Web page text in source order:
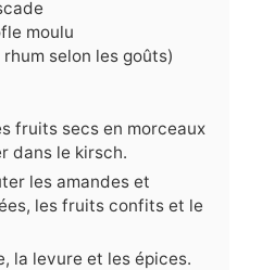
moulu
selon les goûts)
fruits secs en morceaux
dans le kirsch.
les amandes et
les fruits confits et le
la levure et les épices.